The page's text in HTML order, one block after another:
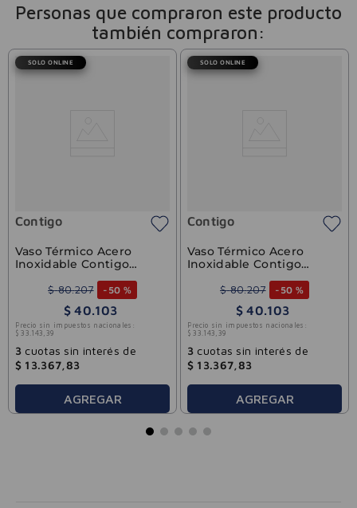
Personas que compraron este producto
también compraron:
SOLO ONLINE
Contigo
Vaso Térmico Acero
Inoxidable Contigo
$ 80.207 - 50 %
$ 40.103
Precio sin impuestos nacionales:
$ 33 143 39
3cuotas sin interés de
$ 13.367 83
AGREGAR
SOLO ONLINE
Contigo
Vaso Térmico Acero
Inoxidable Contigo
$ 80.207 - 50 %
$ 40.103
Precio sin impuestos nacionales:
$ 33 143 39
3cuotas sin interés de
$ 13.367 83
AGREGAR